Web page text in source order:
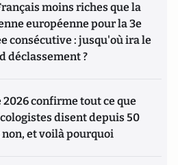
moins riches que la
européenne pour la 3e
consécutive : jusqu'où ira le
déclassement ?
2026 confirme tout ce que
disent depuis 50
non, et voilà pourquoi